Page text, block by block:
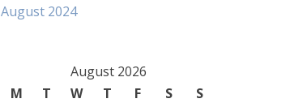
August 2024
August 2026
M
T W T F S
S